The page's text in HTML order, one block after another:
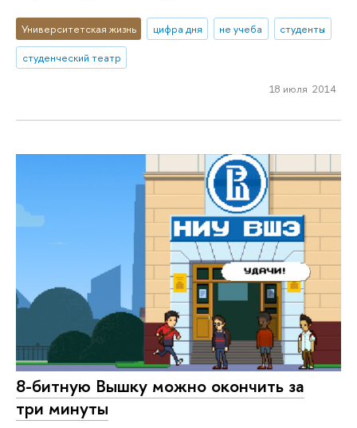
Университетская жизнь цифра дня не учеба
студенты
студенческий театр
18 июля 2014
8-битную Вышку можно окончить за
три минуты